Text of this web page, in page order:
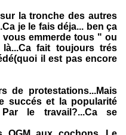
la tronche des autres
je le fais déja... ben ça
emmerde tous " ou
fait toujours trés
il est pas encore
de protestations...Mais
succés et la popularité
le travail?...Ca se